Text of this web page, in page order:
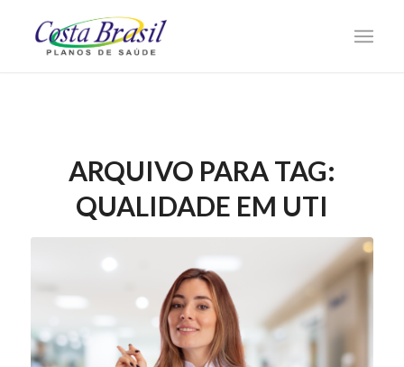
ARQUIVO PARA TAG:
QUALIDADE EM UTI